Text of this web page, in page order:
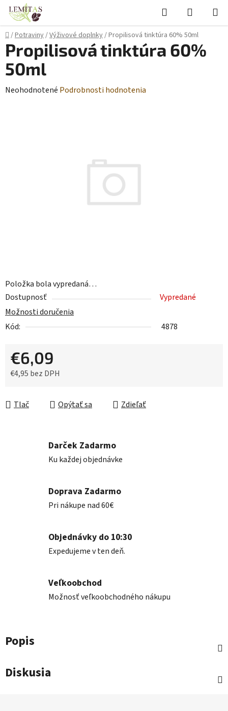
Prejsť
obsah
Hľadať
KOŠÍK
Domov
/Potraviny/Výživové doplnky/Propilisová tinktúra 60% 50ml
Položka bola vypredaná…
Dostupnosť
Vypredané
Možnosti doručenia
Kód:
4878
€6,09
€4,95 bez DPH
Tlač
Opýtať sa Zdieľať
Propilisová tinktúra 60%
50ml
Priemerné
Neohodnotené Podrobnosti hodnotenia
Darček Zadarmo
Ku každej objednávke
Doprava Zadarmo
Pri nákupe nad 60€
Objednávky do 10:30
Expedujeme v ten deň.
Veľkoobchod
Možnosť veľkoobchodného nákupu
Popis
Diskusia